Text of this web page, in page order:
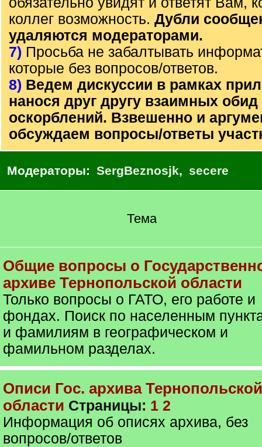
коллег возможность. Дубли
удаляются модераторами.
7) Просьба не забалтывать
которые без вопросов/ответов.
8) Ведем дискуссии в рамках
нанося друг другу взаимных обид
оскорблений. Взвешенно и
обсуждаем вопросы/ответы
Модераторы: SergBeznosjk, secere
Тема
Общие вопросы о
архиве Тернопольской области
Только вопросы о ГАТО, его работе и
фондах. Поиск по населенным
и фамилиям в географическом и
фамильном разделах.
Описи Гос. архива Тернопольской
области Страницы: 1 2
Информация об описях архива, без
вопросов/ответов